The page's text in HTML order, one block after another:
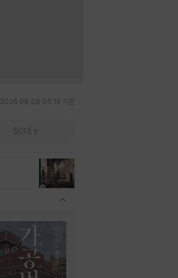
2026.08.08 05:19 기준
50대